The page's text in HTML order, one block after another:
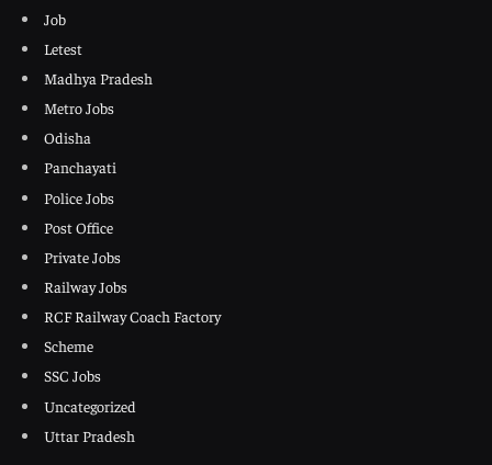
Job
Letest
Madhya Pradesh
Metro Jobs
Odisha
Panchayati
Police Jobs
Post Office
Private Jobs
Railway Jobs
RCF Railway Coach Factory
Scheme
SSC Jobs
Uncategorized
Uttar Pradesh